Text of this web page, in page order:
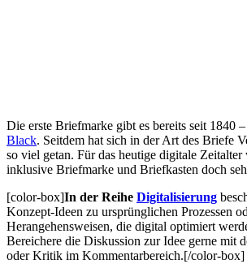
Die erste Briefmarke gibt es bereits seit 1840
Black. Seitdem hat sich in der Art des Briefe
so viel getan. Für das heutige digitale Zeitalter
inklusive Briefmarke und Briefkasten doch
[color-box]In der Reihe Digitalisierung
Konzept-Ideen zu ursprünglichen Prozessen
Herangehensweisen, die digital optimiert
Bereichere die Diskussion zur Idee gerne mit
oder Kritik im Kommentarbereich.[/color-box]